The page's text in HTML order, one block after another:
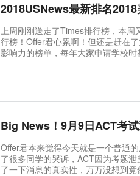
上周刚刚送走了Times排行榜，本周
行榜！Offer君心累啊！但还是赶在
影响力的榜单，每年大家申请学校
Big News！9月9日ACT考
Offer君本来觉得今天就是一个普通
了很多同学的哭诉，ACT因为考题
了一下消息的真实性，万万没想到竟